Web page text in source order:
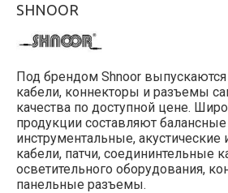
SHNOOR
Под брендом Shnoor
кабели, коннекторы и разъемы
качества по доступной цене.
продукции составляют
инструментальные,
кабели, патчи, соедининтельные
осветительного оборудования,
панельные разъемы.